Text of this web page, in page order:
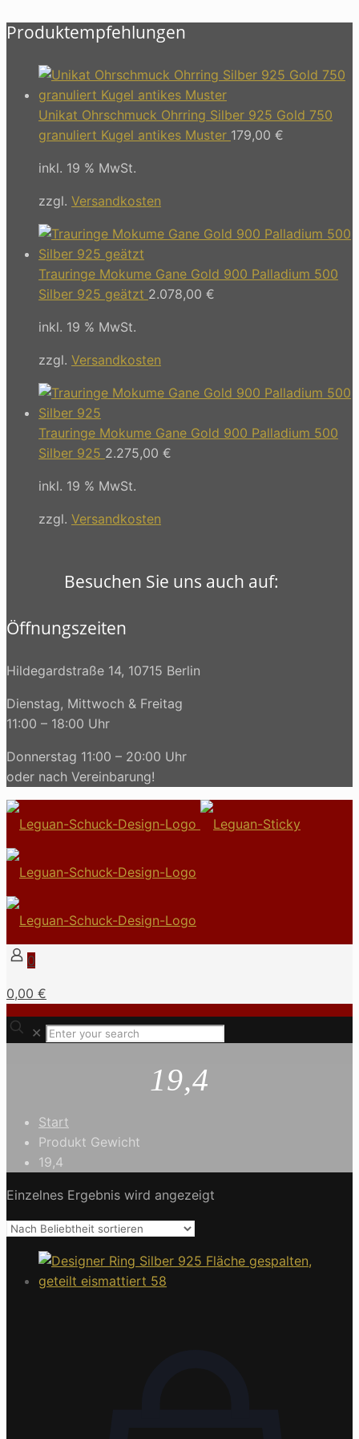
Produktempfehlungen
Unikat Ohrschmuck Ohrring Silber 925 Gold 750
granuliert Kugel antikes Muster 179,00 €
inkl. 19 % MwSt.
zzgl. Versandkosten
Trauringe Mokume Gane Gold 900 Palladium 500
Silber 925 geätzt 2.078,00 €
inkl. 19 % MwSt.
zzgl. Versandkosten
Trauringe Mokume Gane Gold 900 Palladium 500
Silber 925 2.275,00 €
inkl. 19 % MwSt.
zzgl. Versandkosten
Besuchen Sie uns auch auf:
Öffnungszeiten
Hildegardstraße 14, 10715 Berlin
Dienstag, Mittwoch & Freitag
11:00 – 18:00 Uhr
Donnerstag 11:00 – 20:00 Uhr
oder nach Vereinbarung!
0
0,00 €
✕
19,4
Start
Produkt Gewicht
19,4
Einzelnes Ergebnis wird angezeigt